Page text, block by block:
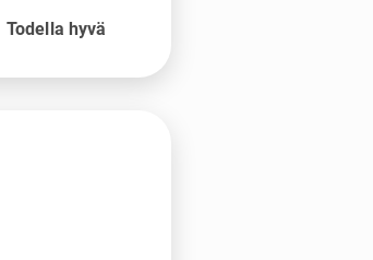
Todella hyvä